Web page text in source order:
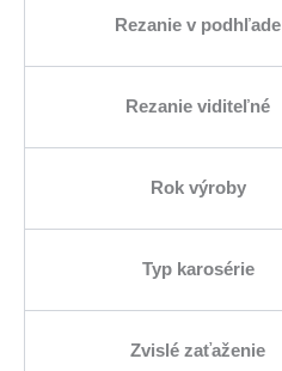
Rezanie v podhľade
Rezanie viditeľné
Rok výroby
Typ karosérie
Zvislé zaťaženie